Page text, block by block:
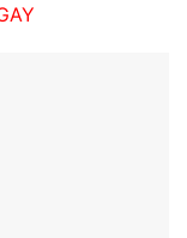
3,229,200₫.